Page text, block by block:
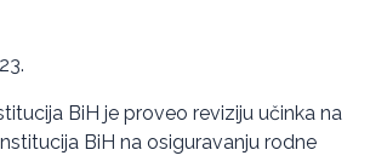
BiH je proveo reviziju učinka na
BiH na osiguravanju rodne